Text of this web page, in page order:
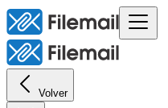
Volver